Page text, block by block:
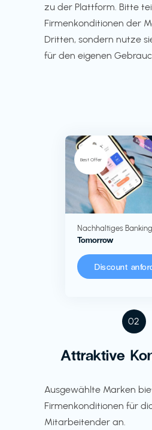
zu der Plattform. Bitte
Firmenkonditionen der
Dritten, sondern nutze
für den eigenen
02
Attraktive
Ausgewählte Marken
Firmenkonditionen für
Mitarbeitender an.
Best Offer
Nachhaltiges Banking
Tomorrow
Discount